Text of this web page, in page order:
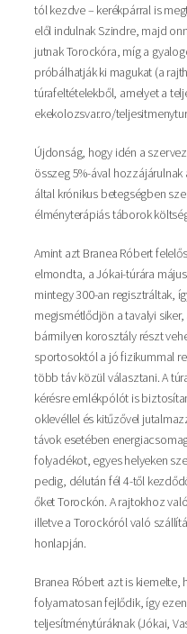
tól kezdve – kerékpárral is
elől indulnak Szindre, majd
jutnak Torockóra, míg a
próbálhatják ki magukat (a
túrafeltételekből, amelyet a
ekekolozsvar.ro/
Újdonság, hogy idén a
összeg 5%-ával
által krónikus betegségben
élményterápiás táborok
Amint azt Branea Róbert
elmondta, a Jókai-túrára
mintegy 300-an regisztráltak,
megismétlődjön a tavalyi
bármilyen korosztály részt
sportosoktól a jó fizikummal
több táv közül választani. A
kérésre emlékpólót is
oklevéllel és kitűzővel
távok esetében
folyadékot, egyes helyeken
pedig, délután fél 4-től
őket Torockón. A rajtokhoz
illetve a Torockóról való
honlapján.
Branea Róbert azt is kiemelte,
folyamatosan fejlődik, így
teljesítménytúráknak (Jókai,